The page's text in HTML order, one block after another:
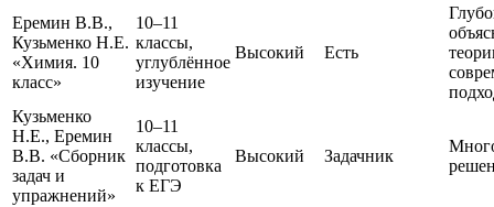
Еремин В.В.,
Кузьменко Н.Е.
«Химия. 10
класс»
10–11
классы,
углублённое
изучение
Высокий Есть
Кузьменко
Н.Е., Еремин
В.В. «Сборник
задач и
упражнений»
10–11
классы,
подготовка
к ЕГЭ
Высокий Задачник